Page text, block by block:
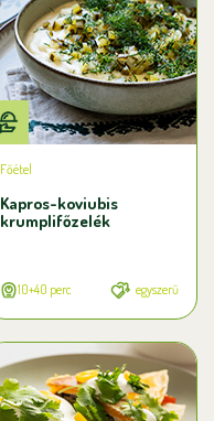
Főétel
Kapros-koviubis
krumplifőzelék
10+40 perc egyszerű